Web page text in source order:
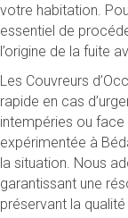
votre habitation.
essentiel de
l’origine de la fuite
Les Couvreurs
rapide en cas
intempéries ou
expérimentée à
la situation. Nous
garantissant une
préservant la